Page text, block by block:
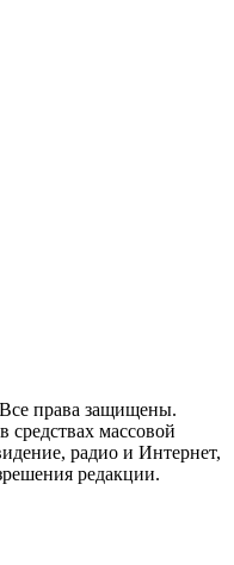
права защищены.
средствах массовой
радио и Интернет,
редакции.